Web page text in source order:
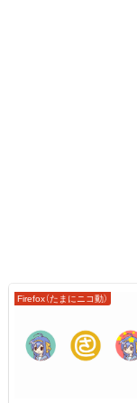
Firefox（たまにニコ動）